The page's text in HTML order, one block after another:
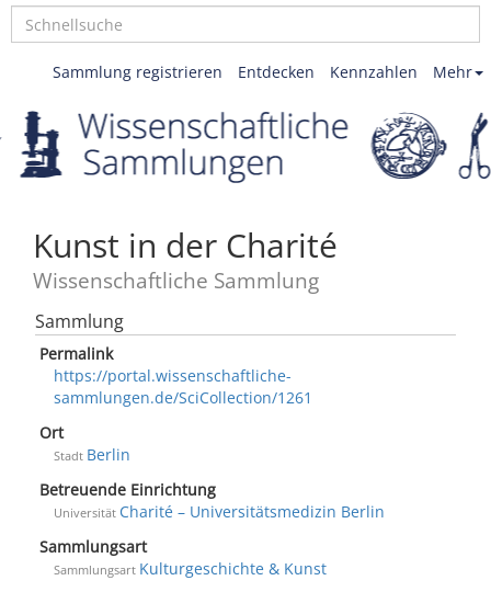
Mehr
Kennzahlen
Entdecken
Sammlung registrieren
Kunst in der Charité
Wissenschaftliche Sammlung
Sammlung
Permalink
https://portal.wissenschaftliche-
sammlungen.de/SciCollection/1261
Ort
Stadt Berlin
Betreuende Einrichtung
Universität Charité – Universitätsmedizin Berlin
Sammlungsart
Sammlungsart Kulturgeschichte & Kunst